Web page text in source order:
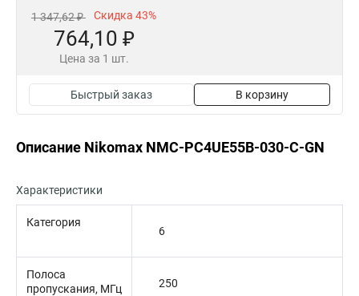
1 347,62 ₽ Скидка 43%
764,10 ₽
Цена за 1 шт.
Быстрый заказ В корзину
Описание Nikomax NMC-PC4UE55B-030-C-GN
Характеристики
Категория
6
Полоса
пропускания, МГц
250